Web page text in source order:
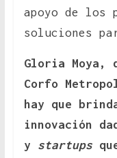
apoyo de los
soluciones
Gloria Moya,
Corfo
hay que
innovación
y startups